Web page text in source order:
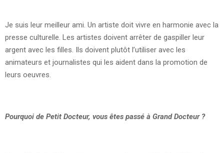
Je suis leur meilleur ami. Un artiste doit vivre en harmonie avec la
presse culturelle. Les artistes doivent arrêter de gaspiller leur
argent avec les filles. Ils doivent plutôt l’utiliser avec les
animateurs et journalistes qui les aident dans la promotion de
leurs oeuvres.
Pourquoi de Petit Docteur, vous êtes passé à Grand Docteur ?